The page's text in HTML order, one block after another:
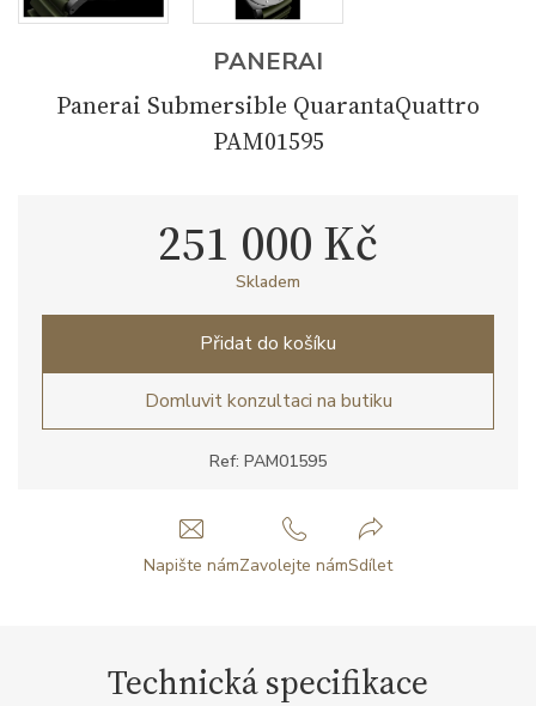
PANERAI
Panerai Submersible QuarantaQuattro
PAM01595
Ref: PAM01595
251 000 Kč
Skladem
Přidat do košíku
Domluvit konzultaci na butiku
Napište námZavolejte námSdílet
Technická specifikace